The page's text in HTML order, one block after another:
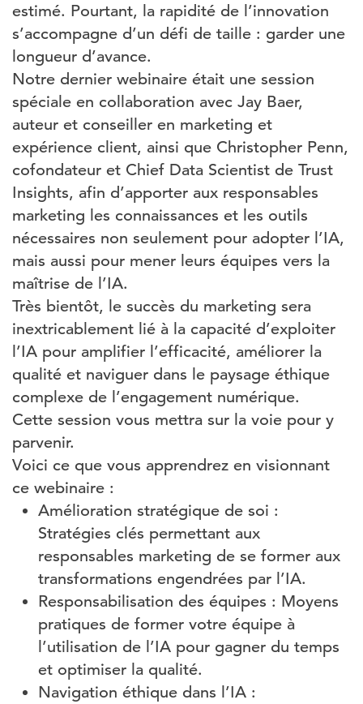
estimé. Pourtant, la rapidité de l’innovation
s’accompagne d’un défi de taille : garder une
longueur d’avance.
Notre dernier webinaire était une session
spéciale en collaboration avec Jay Baer,
auteur et conseiller en marketing et
expérience client, ainsi que Christopher Penn,
cofondateur et Chief Data Scientist de Trust
Insights, afin d’apporter aux responsables
marketing les connaissances et les outils
nécessaires non seulement pour adopter l’IA,
mais aussi pour mener leurs équipes vers la
maîtrise de l’IA.
Très bientôt, le succès du marketing sera
inextricablement lié à la capacité d’exploiter
l’IA pour amplifier l’efficacité, améliorer la
qualité et naviguer dans le paysage éthique
complexe de l’engagement numérique.
Cette session vous mettra sur la voie pour y
parvenir.
Voici ce que vous apprendrez en visionnant
ce webinaire :
Amélioration stratégique de soi :
Stratégies clés permettant aux
responsables marketing de se former aux
transformations engendrées par l’IA.
Responsabilisation des équipes : Moyens
pratiques de former votre équipe à
l’utilisation de l’IA pour gagner du temps
et optimiser la qualité.
Navigation éthique dans l’IA :